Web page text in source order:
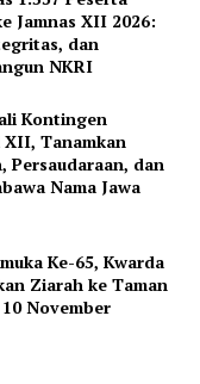
Jamnas XII 2026:
dan
NKRI
Kontingen
XII, Tanamkan
Persaudaraan, dan
Nama Jawa
Ke-65, Kwarda
Ziarah ke Taman
November